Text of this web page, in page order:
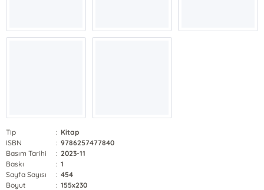
Tip : Kitap
ISBN
: 9786257477840
Basım Tarihi
: 2023-11
Baskı
: 1
Sayfa Sayısı
: 454
Boyut
: 155x230